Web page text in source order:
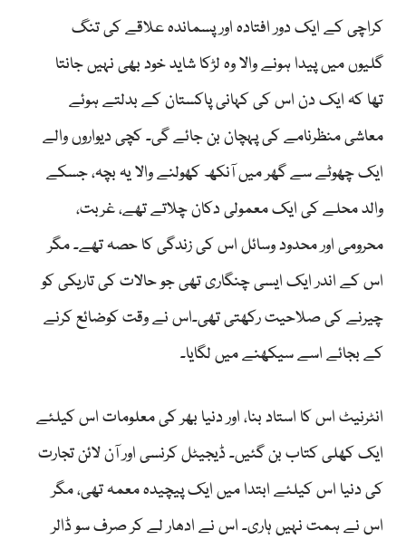
کراچی کے ایک دور افتادہ اور پسماندہ علاقے کی تنگ
گلیوں میں پیدا ہونے والا وہ لڑکا شاید خود بھی نہیں جانتا
تھا کہ ایک دن اس کی کہانی پاکستان کے بدلتے ہوئے
معاشی منظرنامے کی پہچان بن جائے گی۔ کچی دیواروں والے
ایک چھوٹے سے گھر میں آنکھ کھولنے والا یہ بچہ، جسکے
والد محلے کی ایک معمولی دکان چلاتے تھے، غربت،
محرومی اور محدود وسائل اس کی زندگی کا حصہ تھے۔ مگر
اس کے اندر ایک ایسی چنگاری تھی جو حالات کی تاریکی کو
چیرنے کی صلاحیت رکھتی تھی۔اس نے وقت کوضائع کرنے
کے بجائے اسے سیکھنے میں لگایا۔
انٹرنیٹ اس کا استاد بنا، اور دنیا بھر کی معلومات اس کیلئے
ایک کھلی کتاب بن گئیں۔ ڈیجیٹل کرنسی اور آن لائن تجارت
کی دنیا اس کیلئے ابتدا میں ایک پیچیدہ معمہ تھی، مگر
اس نے ہمت نہیں ہاری۔ اس نے ادھار لے کر صرف سو ڈالر